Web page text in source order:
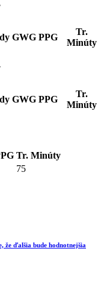
GWG PPG
Tr.
Minúty
GWG PPG
Tr.
Minúty
Tr. Minúty
75
že ďalšia bude hodnotnejšia